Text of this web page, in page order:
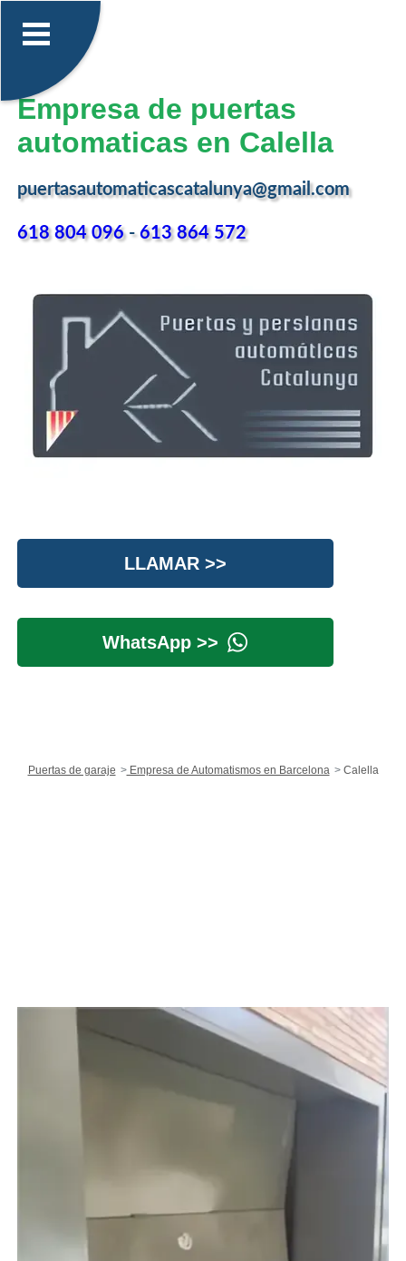
Empresa de puertas
automaticas en Calella
puertasautomaticascatalunya@gmail.com
618 804 096-613 864 572
LLAMAR >>
WhatsApp >>
Puertas de garaje Empresa de Automatismos en Barcelona Calella